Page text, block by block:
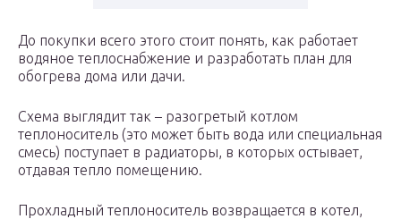
До покупки всего этого стоит понять, как работает
водяное теплоснабжение и разработать план для
обогрева дома или дачи.
Схема выглядит так – разогретый котлом
теплоноситель (это может быть вода или специальная
смесь) поступает в радиаторы, в которых остывает,
отдавая тепло помещению.
Прохладный теплоноситель возвращается в котел,